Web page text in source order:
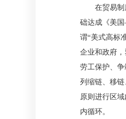
在贸易
础达成《美
谓“美式高标
企业和政府
劳工保护、
列缩链、移链
原则进行区
内循环。